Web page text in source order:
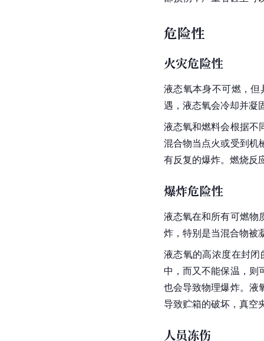
危险性
火灾危险性
液态氧本身不可燃，
遇，液态氧会冷却并凝
液态氧和燃料会根据不
混合物当点火或受到机
有反复的爆炸。燃烧反
爆炸危险性
液态氧在和所有可燃物
炸，特别是当混合物被
液态氧的高浓度在封闭
中，而又不能保温，则
也会导致物理爆炸。液
导致贮箱的破坏，真空
人员冻伤